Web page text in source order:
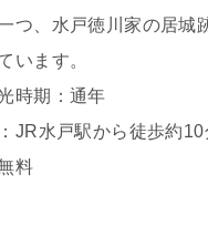
つ、水戸徳川家の居城
います。
時期：通年
JR水戸駅から徒歩約10
料